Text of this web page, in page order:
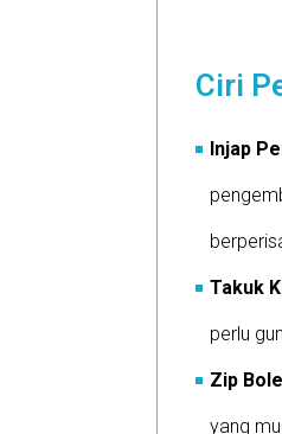
Ciri
Injap
Takuk
perlu
Zip
yang